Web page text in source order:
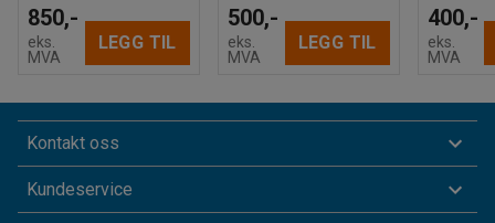
850,-
eks.
MVA
LEGG TIL
500,-
eks.
MVA
LEGG TIL
400,-
eks.
MVA
Kontakt oss
Kundeservice